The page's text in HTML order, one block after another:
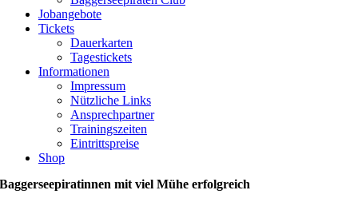
Jobangebote
Tickets
Dauerkarten
Tagestickets
Informationen
Impressum
Nützliche Links
Ansprechpartner
Trainingszeiten
Eintrittspreise
Shop
Baggerseepiratinnen mit viel Mühe erfolgreich